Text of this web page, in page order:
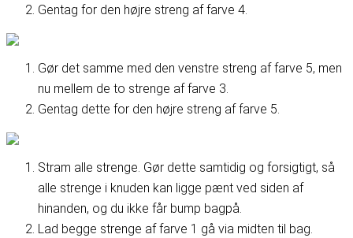
Gentag for den højre streng af farve 4.
Gør det samme med den venstre streng af farve 5, men
nu mellem de to strenge af farve 3.
Gentag dette for den højre streng af farve 5.
Stram alle strenge. Gør dette samtidig og forsigtigt, så
alle strenge i knuden kan ligge pænt ved siden af
hinanden, og du ikke får bump bagpå.
Lad begge strenge af farve 1 gå via midten til bag.